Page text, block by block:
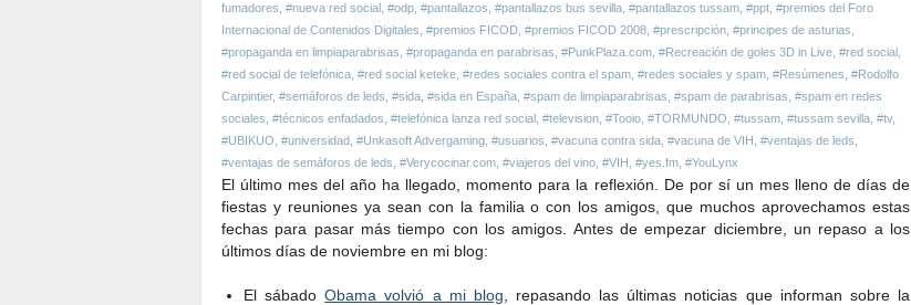
fumadores #nueva red social #odp #pantallazos #pantallazos bus sevilla #pantallazos tussam #ppt #premios del Foro
Internacional de Contenidos Digitales #premios FICOD #premios FICOD 2008 #prescripción #principes de asturias
#propaganda en limpiaparabrisas #propaganda en parabrisas #PunkPlaza.com #Recreación de goles 3D in Live #red social
#red social de telefónica #red social keteke #redes sociales contra el spam #redes sociales y spam #Resúmenes #Rodolfo
Carpintier, #semáforos de leds #sida #sida en España #spam de limpiaparabrisas #spam de parabrisas #spam en redes
sociales #técnicos enfadados #telefónica lanza red social #television #Tooio #TORMUNDO #tussam #tussam sevilla #tv,
#UBIKUO #universidad #Unkasoft Advergaming #usuarios #vacuna contra sida #vacuna de VIH #ventajas de leds
#ventajas de semáforos de leds #Verycocinar.com #viajeros del vino #VIH #yes.fm #YouLynx
El último mes del año ha llegado, momento para la reflexión. De por sí un mes lleno de días de
fiestas y reuniones ya sean con la familia o con los amigos, que muchos aprovechamos estas
fechas para pasar más tiempo con los amigos. Antes de empezar diciembre, un repaso a los
últimos días de noviembre en mi blog:
El sábadoObama volvió a mi blog , repasando las últimas noticias que informan sobre la